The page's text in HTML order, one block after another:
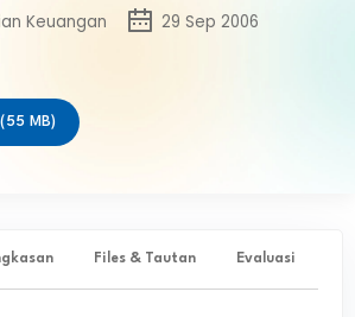
Keuangan
29 Sep 2006
(55 MB)
Files & Tautan Evaluasi